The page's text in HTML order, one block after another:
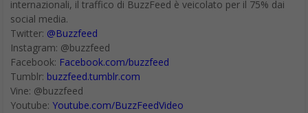
internazionali, il traffico di BuzzFeed è veicolato per il 75% dai
social media.
Twitter: @Buzzfeed
Instagram: @buzzfeed
Facebook: Facebook.com/buzzfeed
Tumblr: buzzfeed.tumblr.com
Vine: @buzzfeed
Youtube: Youtube.com/BuzzFeedVideo